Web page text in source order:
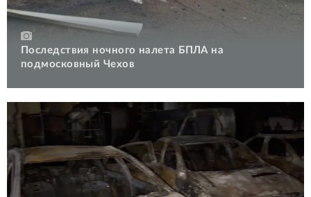
Последствия ночного налета БПЛА на
подмосковный Чехов